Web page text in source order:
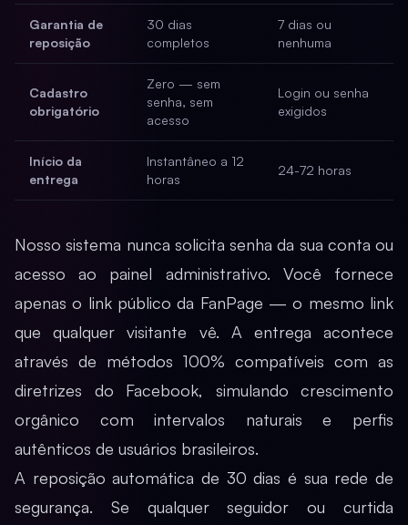
Garantia de
reposição
30 dias
completos
7 dias ou
nenhuma
Cadastro
obrigatório
Zero — sem
senha, sem
acesso
Login ou senha
exigidos
Início da
entrega
Instantâneo a 12
horas
24-72 horas
Nosso sistema nunca solicita senha da sua conta ou
acesso ao painel administrativo. Você fornece
apenas o link público da FanPage — o mesmo link
que qualquer visitante vê. A entrega acontece
através de métodos 100% compatíveis com as
diretrizes do Facebook, simulando crescimento
orgânico com intervalos naturais e perfis
autênticos de usuários brasileiros.
A reposição automática de 30 dias é sua rede de
segurança. Se qualquer seguidor ou curtida